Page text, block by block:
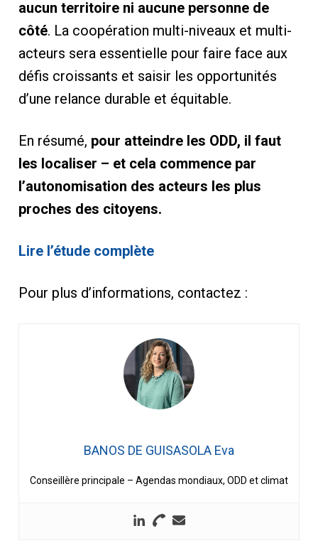
aucun territoire ni aucune personne de
côté. La coopération multi-niveaux et multi-
acteurs sera essentielle pour faire face aux
défis croissants et saisir les opportunités
d’une relance durable et équitable.
En résumé, pour atteindre les ODD, il faut
les localiser – et cela commence par
l’autonomisation des acteurs les plus
proches des citoyens.
Lire l’étude complète
Pour plus d’informations, contactez :
BANOS DE GUISASOLA Eva
Conseillère principale – Agendas mondiaux, ODD et climat